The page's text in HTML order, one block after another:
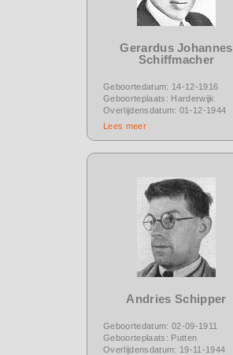
Gerardus Johannes
Schiffmacher
Geboortedatum: 14-12-1916
Geboorteplaats: Harderwijk
Overlijdensdatum: 01-12-1944
Lees meer
Andries Schipper
Geboortedatum: 02-09-1911
Geboorteplaats: Putten
Overlijdensdatum: 19-11-1944